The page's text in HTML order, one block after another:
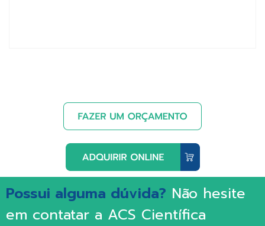
Possui alguma dúvida? Não hesite
em contatar a ACS Científica